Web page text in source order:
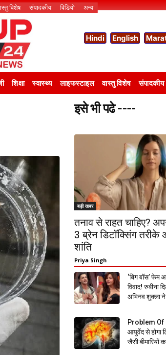
विशेष संपादकीय विडियो अन्य
Hindi English
शिक्षा स्वास्थ्य लाइफस्टाइल वास्तु विशेष संपादकीय
इसे भी पढे ----
बड़ी खबर
तनाव से राहत चाहिए?
3 ब्रेन डिटॉक्सिंग तरीके
शांति
Priya Singh
‘बिग बॉस’ फेम
विवाद! रुबीना
अभिनव शुक्ला ने
Problem Of
आयुर्वेद से होगा
जैसी बीमारियों